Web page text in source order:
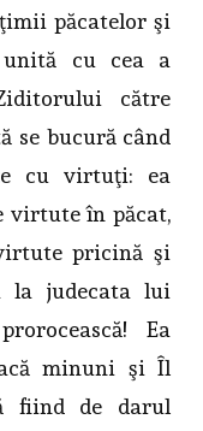
păcatelor şi
unită cu cea a
către
se bucură când
cu virtuţi: ea
virtute în păcat,
pricină şi
la judecata lui
Ea
minuni şi Îl
fiind de darul